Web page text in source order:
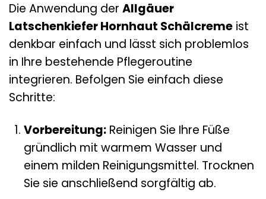
Die Anwendung der Allgäuer
Latschenkiefer Hornhaut Schälcreme ist
denkbar einfach und lässt sich problemlos
in Ihre bestehende Pflegeroutine
integrieren. Befolgen Sie einfach diese
Schritte:
Vorbereitung:Reinigen Sie Ihre Füße
gründlich mit warmem Wasser und
einem milden Reinigungsmittel. Trocknen
Sie sie anschließend sorgfältig ab.